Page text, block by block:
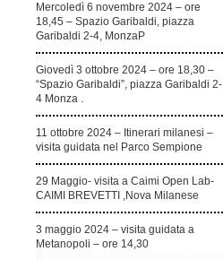
Mercoledì 6 novembre 2024 – ore
18,45 – Spazio Garibaldi, piazza
Garibaldi 2-4, MonzaP
Giovedì 3 ottobre 2024 – ore 18,30 –
“Spazio Garibaldi”, piazza Garibaldi 2-
4 Monza .
11 ottobre 2024 – Itinerari milanesi –
visita guidata nel Parco Sempione
29 Maggio- visita a Caimi Open Lab-
CAIMI BREVETTI ,Nova Milanese
3 maggio 2024 – visita guidata a
Metanopoli – ore 14,30